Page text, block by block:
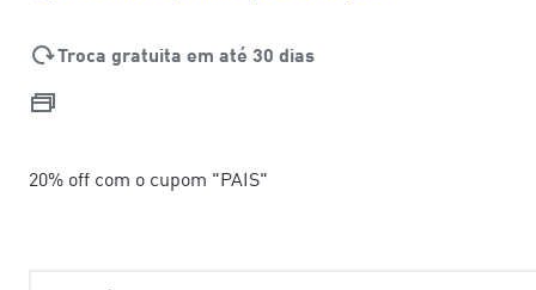
Troca gratuita em até 30 dias
20% off com o cupom "PAIS"